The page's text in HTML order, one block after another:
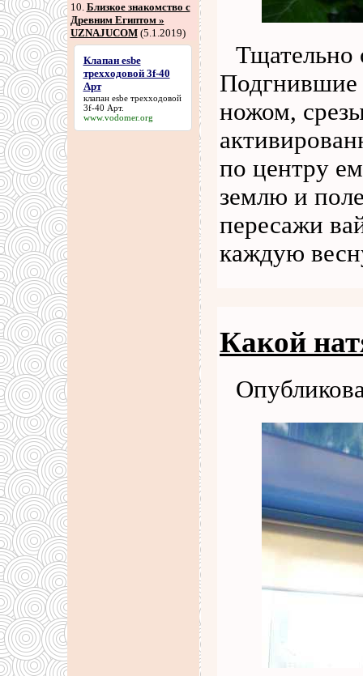
10. Близкое знакомство с
Древним Египтом »
UZNAJUCOM(5.1.2019)
Клапан esbe
трехходовой 3f-40
Арт
клапан esbe трехходовой
3f-40 Арт.
www.vodomer.org
Тщательно
Подгнившие
ножом,
по центру
землю и
пересажи
каждую
Какой